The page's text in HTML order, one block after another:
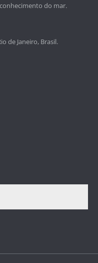
do mar.
de Janeiro, Brasil.